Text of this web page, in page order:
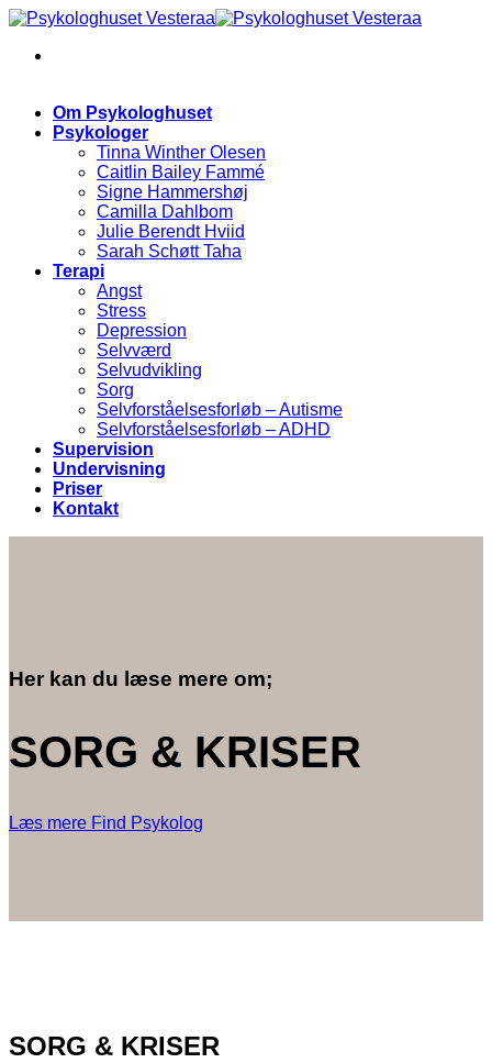
Skip
content
Om Psykologhuset
Psykologer
Tinna Winther Olesen
Caitlin Bailey Fammé
Signe Hammershøj
Camilla Dahlbom
Julie Berendt Hviid
Sarah Schøtt Taha
Terapi
Angst
Stress
Depression
Selvværd
Selvudvikling
Sorg
Selvforståelsesforløb – Autisme
Selvforståelsesforløb – ADHD
Supervision
Undervisning
Priser
Kontakt
Her kan du læse mere om;
SORG & KRISER
Læs mere Find Psykolog
SORG & KRISER